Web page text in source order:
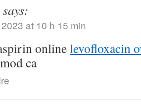
says:
at 10 h 15 min
onlinelevofloxacin
ca